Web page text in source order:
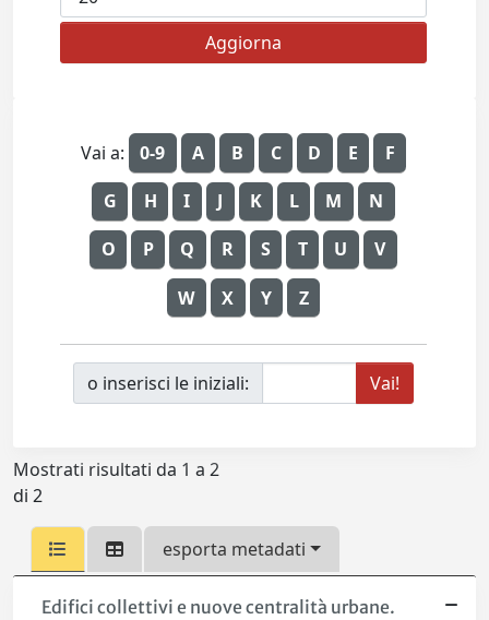
Vai a: 0-9 A B C D E F
G H I J K L M N
O P Q R S T U V
W X Y Z
o inserisci le iniziali:
Mostrati risultati da 1 a 2
di 2
esporta metadati
Edifici collettivi e nuove centralità urbane.